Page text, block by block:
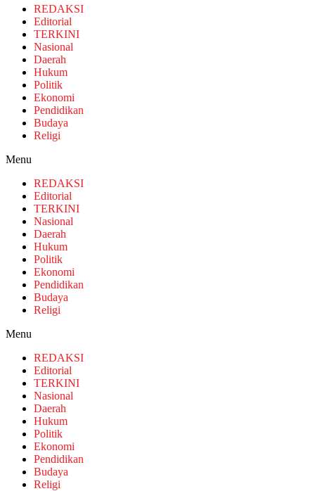
REDAKSI
Editorial
TERKINI
Nasional
Daerah
Hukum
Politik
Ekonomi
Pendidikan
Budaya
Religi
Menu
REDAKSI
Editorial
TERKINI
Nasional
Daerah
Hukum
Politik
Ekonomi
Pendidikan
Budaya
Religi
Menu
REDAKSI
Editorial
TERKINI
Nasional
Daerah
Hukum
Politik
Ekonomi
Pendidikan
Budaya
Religi